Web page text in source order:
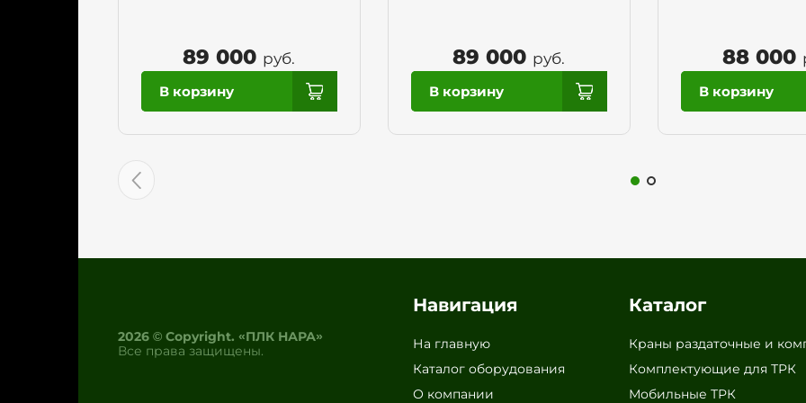
89 000 руб. 89 000 руб. 88 000
2026 © Copyright. «ПЛК НАРА»
Все права защищены.
Навигация
На главную
Каталог оборудования
О компании
Каталог
Краны раздаточные и
Комплектующие для ТРК
Мобильные ТРК